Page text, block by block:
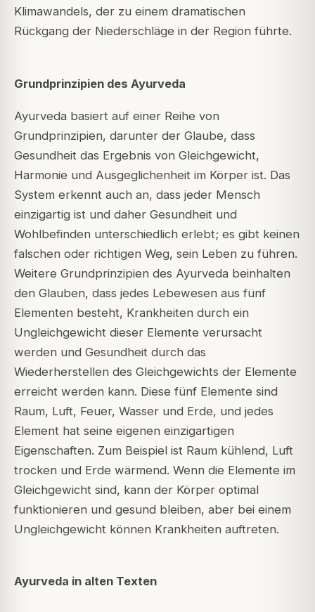
Klimawandels, der zu einem dramatischen
Rückgang der Niederschläge in der Region führte.
Grundprinzipien des Ayurveda
Ayurveda basiert auf einer Reihe von
Grundprinzipien, darunter der Glaube, dass
Gesundheit das Ergebnis von Gleichgewicht,
Harmonie und Ausgeglichenheit im Körper ist. Das
System erkennt auch an, dass jeder Mensch
einzigartig ist und daher Gesundheit und
Wohlbefinden unterschiedlich erlebt; es gibt keinen
falschen oder richtigen Weg, sein Leben zu führen.
Weitere Grundprinzipien des Ayurveda beinhalten
den Glauben, dass jedes Lebewesen aus fünf
Elementen besteht, Krankheiten durch ein
Ungleichgewicht dieser Elemente verursacht
werden und Gesundheit durch das
Wiederherstellen des Gleichgewichts der Elemente
erreicht werden kann. Diese fünf Elemente sind
Raum, Luft, Feuer, Wasser und Erde, und jedes
Element hat seine eigenen einzigartigen
Eigenschaften. Zum Beispiel ist Raum kühlend, Luft
trocken und Erde wärmend. Wenn die Elemente im
Gleichgewicht sind, kann der Körper optimal
funktionieren und gesund bleiben, aber bei einem
Ungleichgewicht können Krankheiten auftreten.
Ayurveda in alten Texten